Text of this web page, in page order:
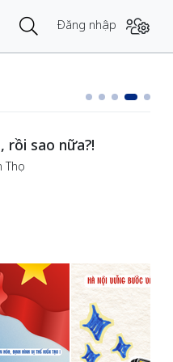
Đăng nhập
rồi sao nữa?!
Thọ